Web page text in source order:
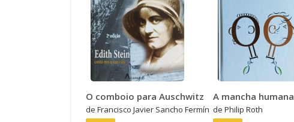
O comboio para Auschwitz
de Francisco Javier Sancho Fermín
A mancha humana
de Philip Roth